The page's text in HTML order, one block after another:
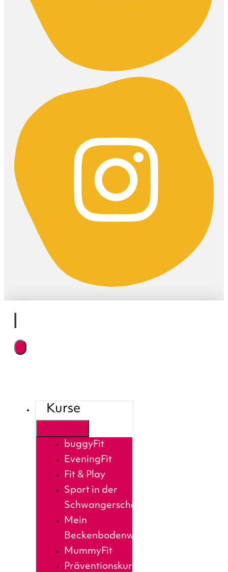
Kurse
buggyFit
EveningFit
Fit & Play
Sport in der
Schwangerschaft
Mein
Beckenbodenworkout
MummyFit
Präventionskurse